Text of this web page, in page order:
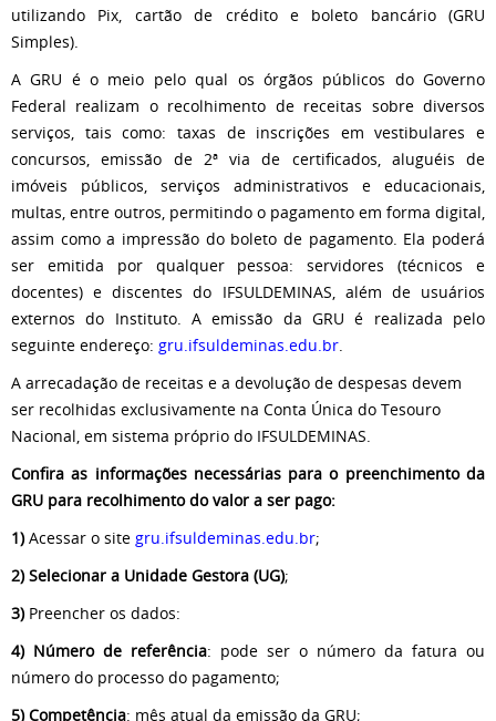
utilizando Pix, cartão de crédito e boleto bancário (GRU
Simples).
A GRU é o meio pelo qual os órgãos públicos do Governo
Federal realizam o recolhimento de receitas sobre diversos
serviços, tais como: taxas de inscrições em vestibulares e
concursos, emissão de 2ª via de certificados, aluguéis de
imóveis públicos, serviços administrativos e educacionais,
multas, entre outros, permitindo o pagamento em forma digital,
assim como a impressão do boleto de pagamento. Ela poderá
ser emitida por qualquer pessoa: servidores (técnicos e
docentes) e discentes do IFSULDEMINAS, além de usuários
externos do Instituto. A emissão da GRU é realizada pelo
seguinte endereço: gru.ifsuldeminas.edu.br.
A arrecadação de receitas e a devolução de despesas devem
ser recolhidas exclusivamente na Conta Única do Tesouro
Nacional, em sistema próprio do IFSULDEMINAS.
Confira as informações necessárias para o preenchimento da
GRU para recolhimento do valor a ser pago:
1)Acessar o site gru.ifsuldeminas.edu.br;
2) Selecionar a Unidade Gestora (UG);
3)Preencher os dados:
4) Número de referência: pode ser o número da fatura ou
número do processo do pagamento;
5) Competência: mês atual da emissão da GRU;